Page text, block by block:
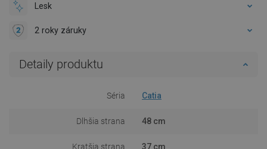
Lesk
2 roky záruky
Detaily produktu
Séria Catia
Dlhšia strana 48 cm
Kratšia strana 37 cm